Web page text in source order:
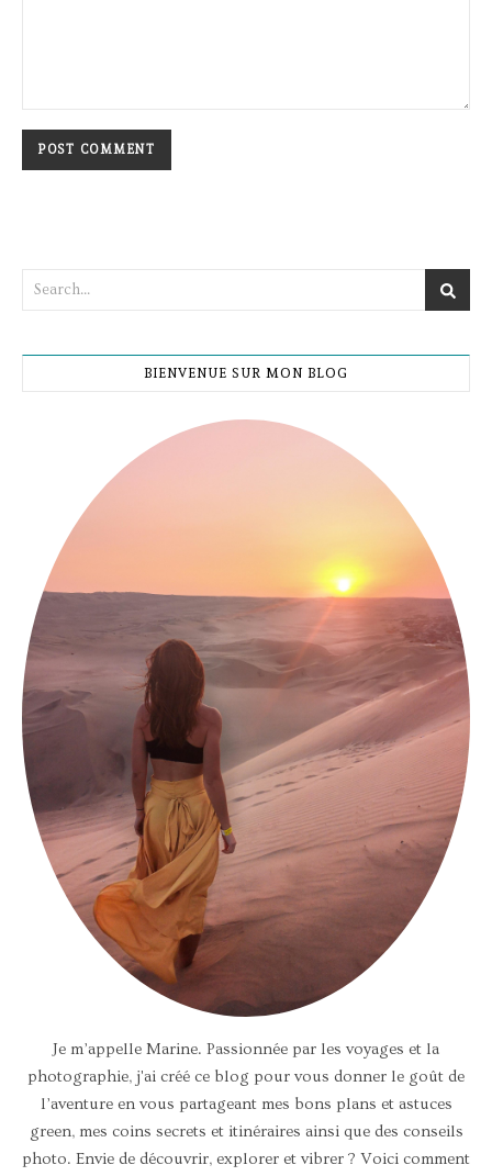
BIENVENUE SUR MON BLOG
Je m’appelle Marine. Passionnée par les voyages et la
photographie, j'ai créé ce blog pour vous donner le goût de
l’aventure en vous partageant mes bons plans et astuces
green, mes coins secrets et itinéraires ainsi que des conseils
photo. Envie de découvrir, explorer et vibrer ? Voici comment